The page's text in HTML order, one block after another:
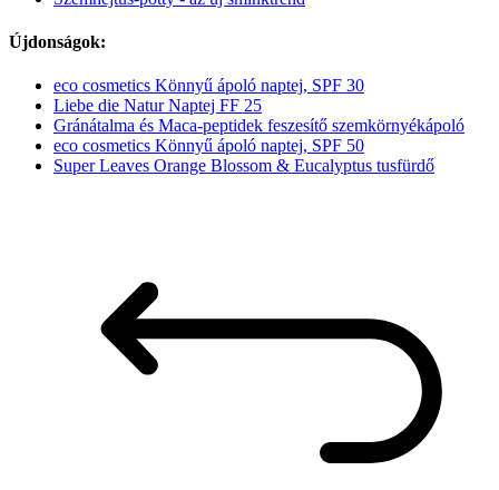
Újdonságok:
eco cosmetics Könnyű ápoló naptej, SPF 30
Liebe die Natur Naptej FF 25
Gránátalma és Maca-peptidek feszesítő szemkörnyékápoló
eco cosmetics Könnyű ápoló naptej, SPF 50
Super Leaves Orange Blossom & Eucalyptus tusfürdő